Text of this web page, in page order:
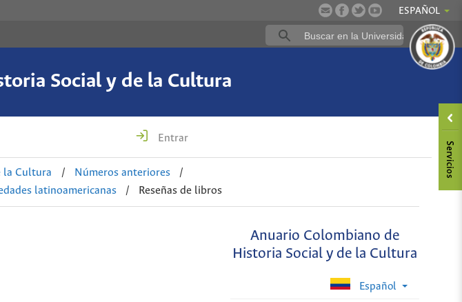
ESPAÑOL
Social y de la Cultura
Entrar
la Cultura / Números anteriores
/
latinoamericanas
/ Reseñas de libros
Anuario Colombiano de
Historia Social y de la Cultura
Español